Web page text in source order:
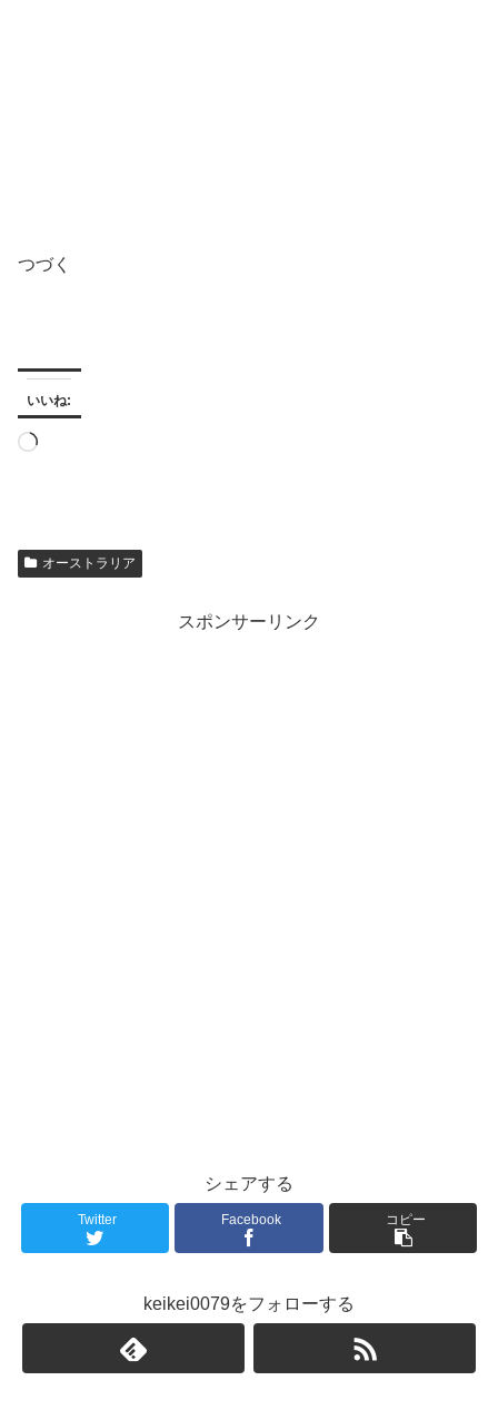
つづく
いいね:
読
中…
オーストラリア
スポンサーリンク
シェアする
Twitter Facebook コピー
keikei0079をフォローする